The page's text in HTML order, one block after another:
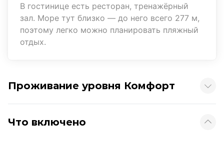
В гостинице есть ресторан, тренажёрный
зал. Море тут близко — до него всего 277 м,
поэтому легко можно планировать пляжный
отдых.
Проживание уровня Комфорт
Что включено